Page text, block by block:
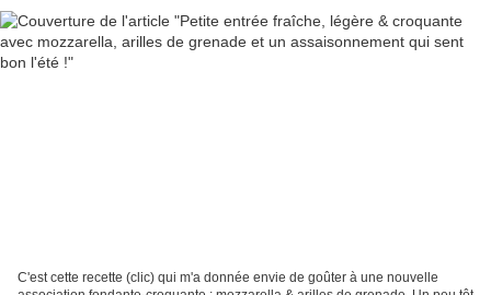
C'est cette recette (clic) qui m'a donnée envie de goûter à une nouvelle